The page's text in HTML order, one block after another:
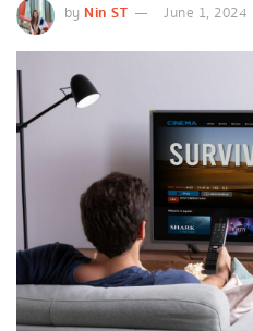
by Nin ST June 1, 2024